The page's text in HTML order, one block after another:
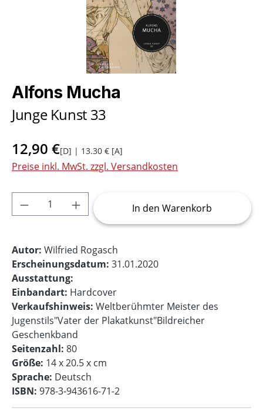
Alfons Mucha
Junge Kunst 33
12,90 €[D] | 13.30 € [A]
Preise inkl. MwSt. zzgl. Versandkosten
Produkt Anzahl: Gib den gewünschten
In den Warenkorb
Autor: Wilfried Rogasch
Erscheinungsdatum: 31.01.2020
Ausstattung:
Einbandart: Hardcover
Verkaufshinweis: Weltberühmter Meister des
Jugenstils"Vater der Plakatkunst"Bildreicher
Geschenkband
Seitenzahl: 80
Größe: 14 x 20.5 x cm
Sprache: Deutsch
ISBN: 978-3-943616-71-2